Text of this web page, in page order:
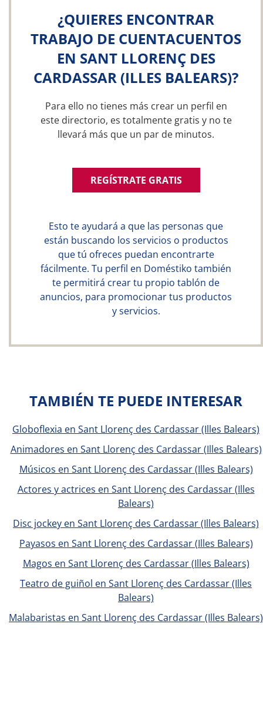
¿QUIERES ENCONTRAR
TRABAJO DE CUENTACUENTOS
EN SANT LLORENÇ DES
CARDASSAR (ILLES BALEARS)?
Para ello no tienes más crear un perfil en
este directorio, es totalmente gratis y no te
llevará más que un par de minutos.
REGÍSTRATE GRATIS
Esto te ayudará a que las personas que
están buscando los servicios o productos
que tú ofreces puedan encontrarte
fácilmente. Tu perfil en Doméstiko también
te permitirá crear tu propio tablón de
anuncios, para promocionar tus productos
y servicios.
TAMBIÉN TE PUEDE INTERESAR
Globoflexia en Sant Llorenç des Cardassar (Illes Balears)
Animadores en Sant Llorenç des Cardassar (Illes Balears)
Músicos en Sant Llorenç des Cardassar (Illes Balears)
Actores y actrices en Sant Llorenç des Cardassar (Illes
Balears)
Disc jockey en Sant Llorenç des Cardassar (Illes Balears)
Payasos en Sant Llorenç des Cardassar (Illes Balears)
Magos en Sant Llorenç des Cardassar (Illes Balears)
Teatro de guiñol en Sant Llorenç des Cardassar (Illes
Balears)
Malabaristas en Sant Llorenç des Cardassar (Illes Balears)